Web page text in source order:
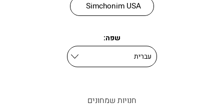
Simchonim USA
שפה:
חנויות שמחונים